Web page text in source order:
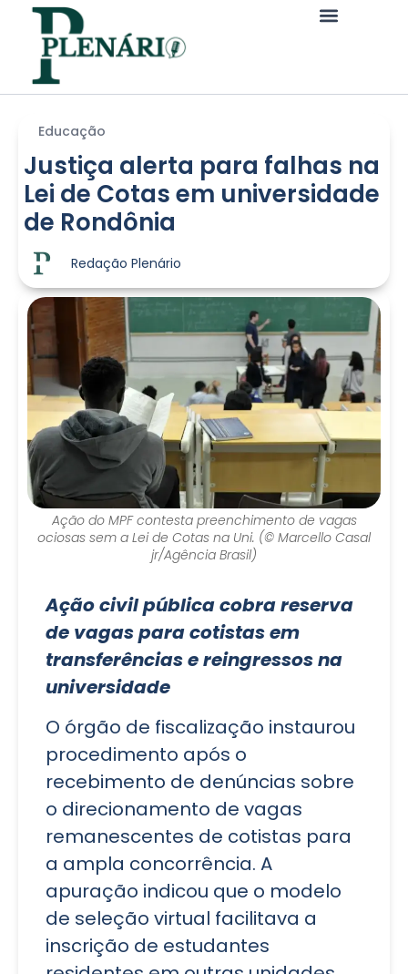
Educação
Justiça alerta para falhas na
Lei de Cotas em universidade
de Rondônia
Redação Plenário
Ação do MPF contesta preenchimento de vagas
ociosas sem a Lei de Cotas na Uni. (© Marcello Casal
jr/Agência Brasil)
Ação civil pública cobra reserva
de vagas para cotistas em
transferências e reingressos na
universidade
O órgão de fiscalização instaurou
procedimento após o
recebimento de denúncias sobre
o direcionamento de vagas
remanescentes de cotistas para
a ampla concorrência. A
apuração indicou que o modelo
de seleção virtual facilitava a
inscrição de estudantes